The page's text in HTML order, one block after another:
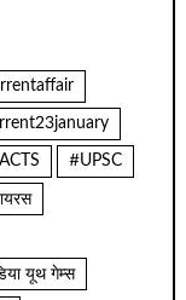
#UPSC
यूथ गेम्स